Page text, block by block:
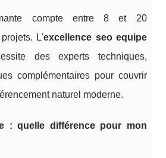
compte entre 8 et 20
L'excellence seo equipe
des experts techniques,
complémentaires pour couvrir
naturel moderne.
: quelle différence pour mon